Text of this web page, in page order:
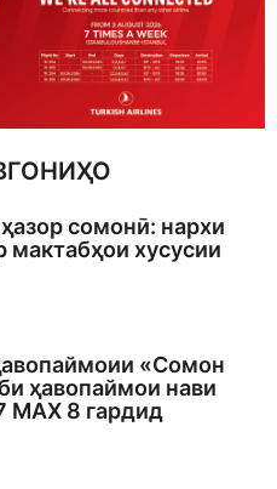
сомонӣ: нархи
мактабҳои хусусии
«Сомон
ҳавопаймои нави
MAX 8 гардид